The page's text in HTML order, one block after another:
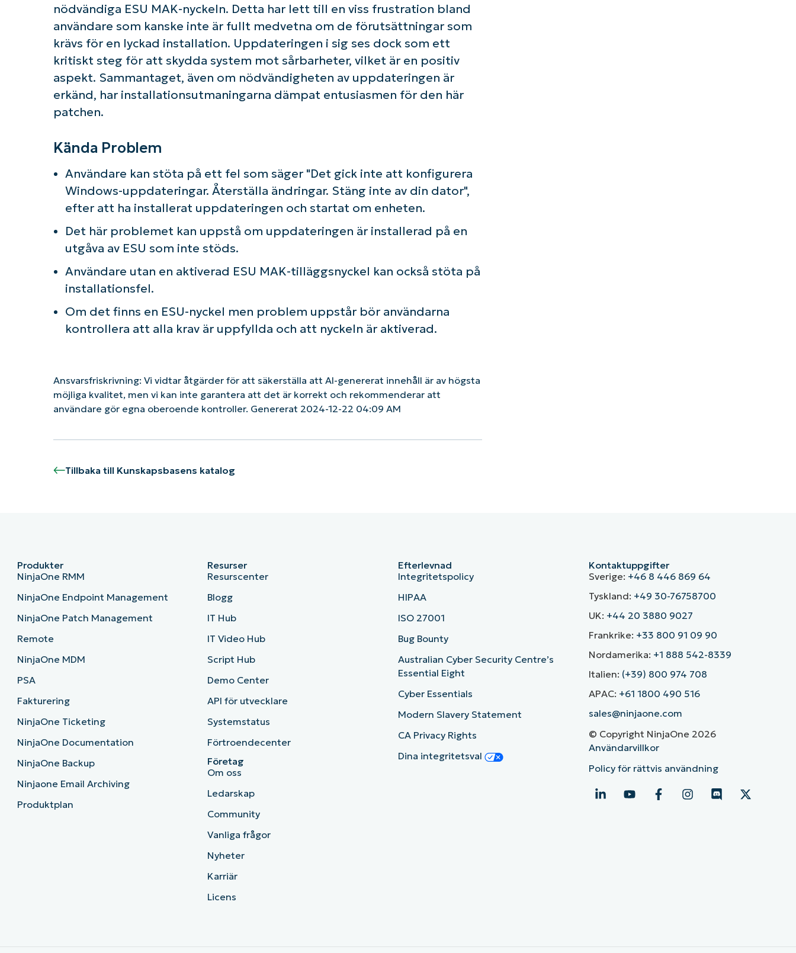
nödvändiga ESU MAK-nyckeln. Detta har lett till en viss frustration bland
användare som kanske inte är fullt medvetna om de förutsättningar som
krävs för en lyckad installation. Uppdateringen i sig ses dock som ett
kritiskt steg för att skydda system mot sårbarheter, vilket är en positiv
aspekt. Sammantaget, även om nödvändigheten av uppdateringen är
erkänd, har installationsutmaningarna dämpat entusiasmen för den här
patchen.
Kända Problem
Användare kan stöta på ett fel som säger "Det gick inte att konfigurera
Windows-uppdateringar. Återställa ändringar. Stäng inte av din dator",
efter att ha installerat uppdateringen och startat om enheten.
Det här problemet kan uppstå om uppdateringen är installerad på en
utgåva av ESU som inte stöds.
Användare utan en aktiverad ESU MAK-tilläggsnyckel kan också stöta på
installationsfel.
Om det finns en ESU-nyckel men problem uppstår bör användarna
kontrollera att alla krav är uppfyllda och att nyckeln är aktiverad.
Ansvarsfriskrivning: Vi vidtar åtgärder för att säkerställa att AI-genererat innehåll är av högsta
möjliga kvalitet, men vi kan inte garantera att det är korrekt och rekommenderar att
användare gör egna oberoende kontroller. Genererat 2024-12-22 04:09 AM
Tillbaka till Kunskapsbasens katalog
Produkter
NinjaOne RMM
NinjaOne Endpoint Management
NinjaOne Patch Management
Remote
NinjaOne MDM
PSA
Fakturering
NinjaOne Ticketing
NinjaOne Documentation
NinjaOne Backup
Ninjaone Email Archiving
Produktplan
Resurser
Resurscenter
Blogg
IT Hub
IT Video Hub
Script Hub
Demo Center
API för utvecklare
Systemstatus
Förtroendecenter
Företag
Om oss
Ledarskap
Community
Vanliga frågor
Nyheter
Karriär
Licens
Efterlevnad
Integritetspolicy
HIPAA
ISO 27001
Bug Bounty
Australian Cyber Security Centre’s
Essential Eight
Cyber Essentials
Modern Slavery Statement
CA Privacy Rights
Dina integritetsval
Kontaktuppgifter
Sverige: +46 8 446 869 64
Tyskland: +49 30-76758700
UK: +44 20 3880 9027
Frankrike: +33 800 91 09 90
Nordamerika: +1 888 542-8339
Italien: (+39) 800 974 708
APAC: +61 1800 490 516
sales@ninjaone.com
© Copyright NinjaOne 2026
Användarvillkor
Policy för rättvis användning